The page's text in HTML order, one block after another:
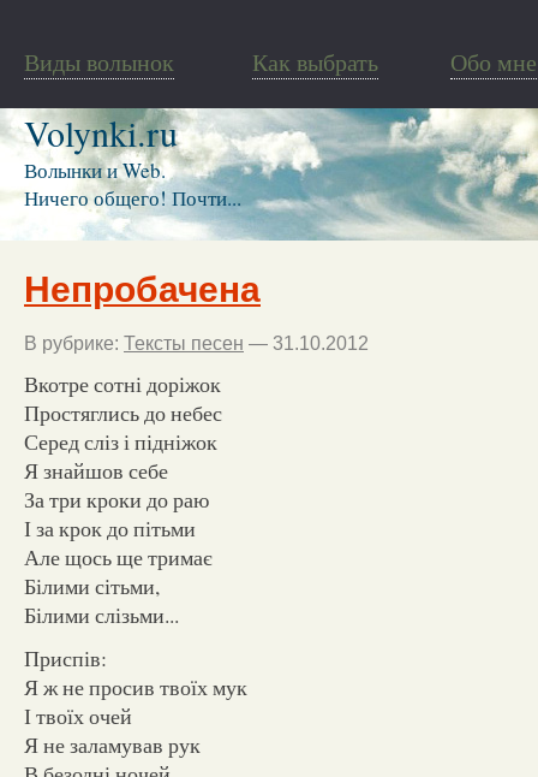
Виды волынок Как выбрать Обо мне
Volynki.ru
Волынки и Web.
Ничего общего! Почти...
Непробачена
В рубрике: Тексты песен — 31.10.2012
Вкотре сотні доріжок
Простяглись до небес
Серед сліз і підніжок
Я знайшов себе
За три кроки до раю
І за крок до пітьми
Але щось ще тримає
Білими сітьми,
Білими слізьми...
Приспів:
Я ж не просив твоїх мук
І твоїх очей
Я не заламував рук